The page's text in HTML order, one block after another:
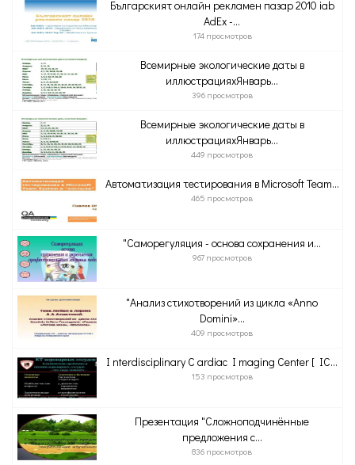
Българският онлайн рекламен пазар 2010 iab
AdEx -...
174 просмотров
Всемирные экологические даты в
иллюстрацияхЯнварь...
396 просмотров
Всемирные экологические даты в
иллюстрацияхЯнварь...
449 просмотров
Автоматизация тестирования в Microsoft Team...
465 просмотров
"Саморегуляция - основа сохранения и...
967 просмотров
"Анализ стихотворений из цикла «Anno
Domini»...
409 просмотров
I nterdisciplinary C ardiac I maging Center [ IC...
153 просмотров
Презентация "Сложноподчинённые
предложения с...
836 просмотров